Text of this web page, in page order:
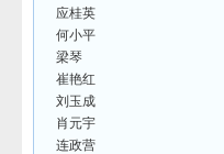
应桂英
何小平
梁琴
崔艳红
刘玉成
肖元宇
连政营